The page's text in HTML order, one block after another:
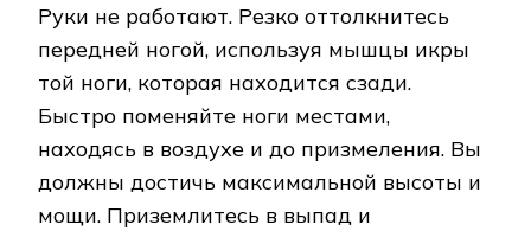
Руки не работают. Резко оттолкнитесь
передней ногой, используя мышцы икры
той ноги, которая находится сзади.
Быстро поменяйте ноги местами,
находясь в воздухе и до призмеления. Вы
должны достичь максимальной высоты и
мощи. Приземлитесь в выпад и